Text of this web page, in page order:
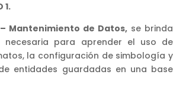
1.
– Mantenimiento de Datos,se brinda
necesaria para aprender el uso de
la configuración de simbología y
entidades guardadas en una base